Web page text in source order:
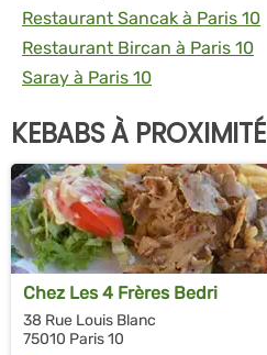
Restaurant Sancak à Paris 10
Restaurant Bircan à Paris 10
Saray à Paris 10
KEBABS À PROXIMITÉ
Chez Les 4 Frères Bedri
38 Rue Louis Blanc
75010 Paris 10